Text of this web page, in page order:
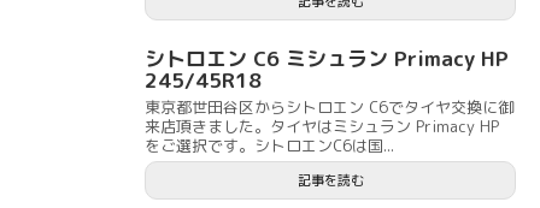
シトロエン C6 ミシュラン Primacy HP
245/45R18
東京都世田谷区からシトロエン C6でタイヤ交換に御
来店頂きました。タイヤはミシュラン Primacy HP
をご選択です。シトロエンC6は国...
記事を読む